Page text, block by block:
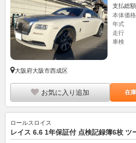
支払総額
本体価格
年式
走行
車検
大阪府大阪市西成区
お気に入り追加 在
ロールスロイス
レイス 6.6 1年保証付 点検記録簿6枚 ツ